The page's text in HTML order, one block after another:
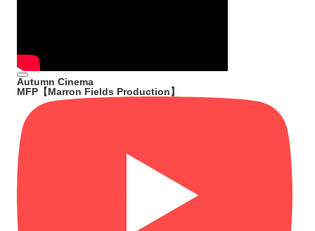
Autumn Cinema
MFP【Marron Fields Production】